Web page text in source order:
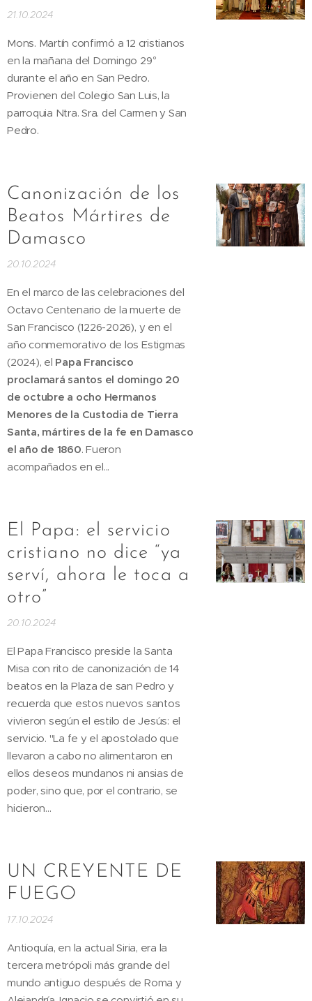
21.10.2024
Mons. Martín confirmó a 12 cristianos
en la mañana del Domingo 29°
durante el año en San Pedro.
Provienen del Colegio San Luis, la
parroquia Ntra. Sra. del Carmen y San
Pedro.
Canonización de los
Beatos Mártires de
Damasco
20.10.2024
En el marco de las celebraciones del
Octavo Centenario de la muerte de
San Francisco (1226-2026), y en el
año conmemorativo de los Estigmas
(2024), el Papa Francisco
proclamará santos el domingo 20
de octubre a ocho Hermanos
Menores de la Custodia de Tierra
Santa, mártires de la fe en Damasco
el año de 1860. Fueron
acompañados en el...
El Papa: el servicio
cristiano no dice “ya
serví, ahora le toca a
otro”
20.10.2024
El Papa Francisco preside la Santa
Misa con rito de canonización de 14
beatos en la Plaza de san Pedro y
recuerda que estos nuevos santos
vivieron según el estilo de Jesús: el
servicio. "La fe y el apostolado que
llevaron a cabo no alimentaron en
ellos deseos mundanos ni ansias de
poder, sino que, por el contrario, se
hicieron...
UN CREYENTE DE
FUEGO
17.10.2024
Antioquía, en la actual Siria, era la
tercera metrópoli más grande del
mundo antiguo después de Roma y